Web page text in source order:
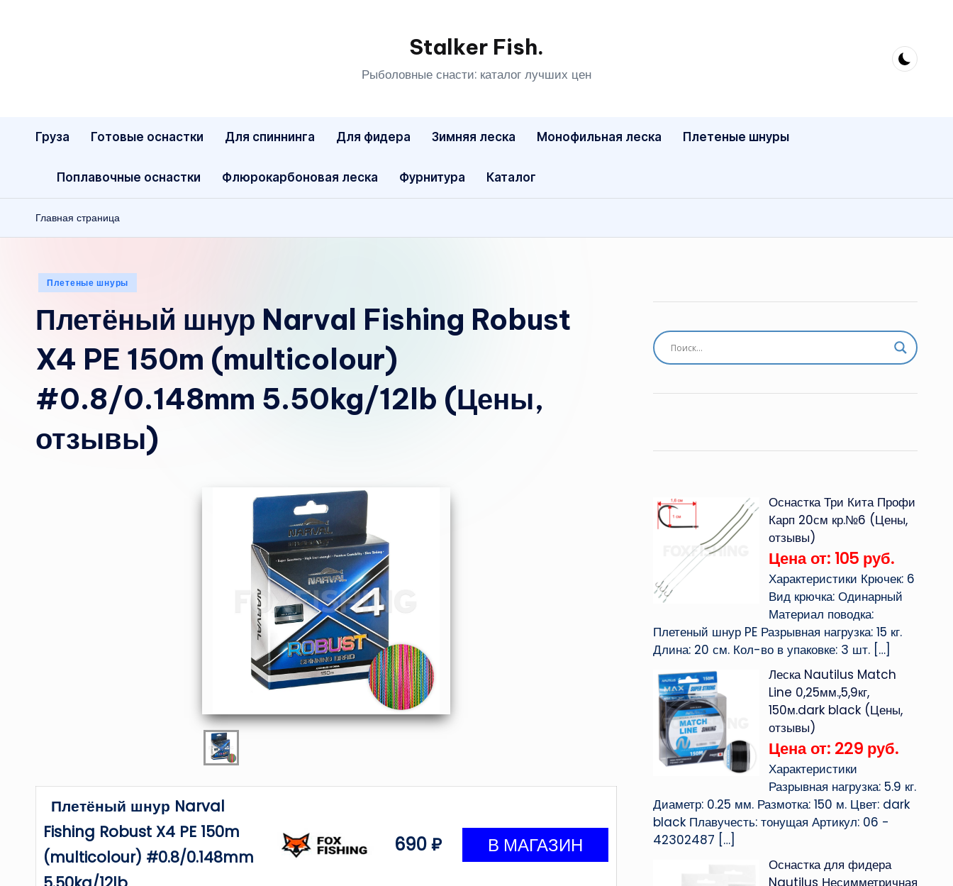
Stalker Fish.
Рыболовные снасти: каталог лучших цен
Груза Готовые оснастки Для спиннинга Для фидера Зимняя леска Монофильная леска Плетеные шнуры
Поплавочные оснастки Флюрокарбоновая леска Фурнитура Каталог
Главная страница
Опубликовано
Плетеные шнуры
Плетёный шнур Narval Fishing Robust
X4 PE 150m (multicolour)
#0.8/0.148mm 5.50kg/12lb (Цены,
отзывы)
Плетёный шнур Narval
Fishing Robust X4 PE 150m
(multicolour) #0.8/0.148mm
690 ₽
Оснастка Три Кита Профи
Карп 20см кр.№6 (Цены,
отзывы)
Цена от: 105 руб.
Характеристики Крючек: 6
Вид крючка: Одинарный
Материал поводка:
Плетеный шнур PE Разрывная нагрузка: 15 кг.
Длина: 20 см. Кол-во в упаковке: 3 шт.[…]
Леска Nautilus Match
Line 0,25мм.,5,9кг,
150м.dark black (Цены,
отзывы)
Цена от: 229 руб.
Характеристики
Разрывная нагрузка: 5.9 кг.
Диаметр: 0.25 мм. Размотка: 150 м. Цвет: dark
black Плавучесть: тонущая Артикул: 06 -
42302487 […]
Оснастка для фидера
Nautilus Несимметричная